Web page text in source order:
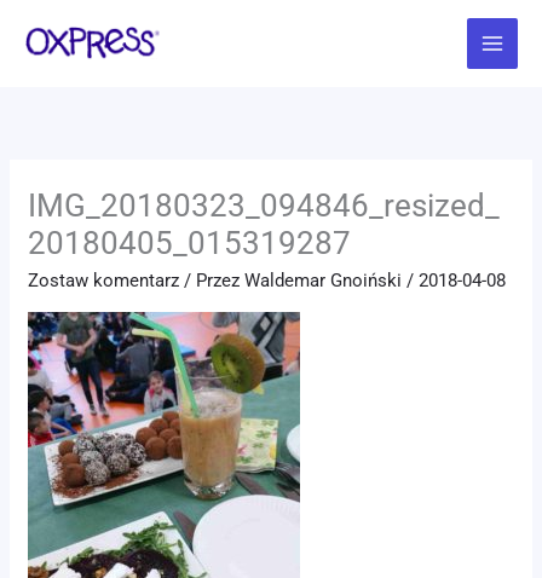
Main
Menu
IMG_20180323_094846_resized_
20180405_015319287
Zostaw komentarz / PrzezWaldemar Gnoiński/2018-04-08